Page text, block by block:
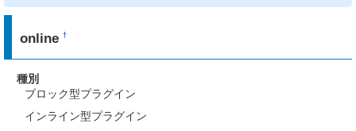
online†
種別
ブロック型プラグイン
インライン型プラグイン